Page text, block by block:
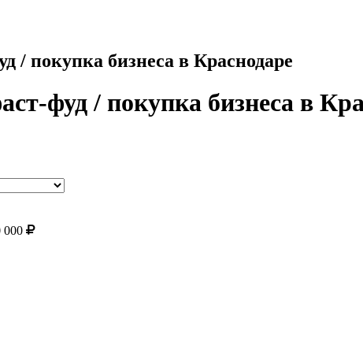
/ покупка бизнеса в Краснодаре
фуд / покупка бизнеса в
000